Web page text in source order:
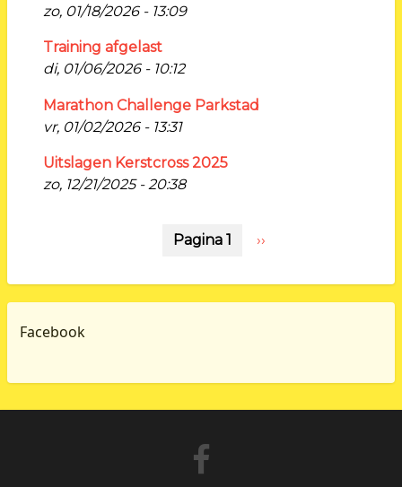
zo, 01/18/2026 - 13:09
Training afgelast
di, 01/06/2026 - 10:12
Marathon Challenge Parkstad
vr, 01/02/2026 - 13:31
Uitslagen Kerstcross 2025
zo, 12/21/2025 - 20:38
Pagina 1
Volgende
››
Facebook